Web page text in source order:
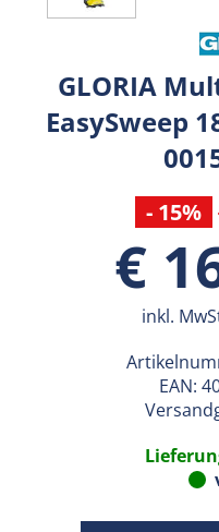
GLORIA
EasySweep
- 15%
€
inkl.
EAN: